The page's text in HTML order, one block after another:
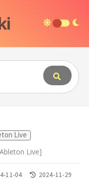
Live
Ableton Live]
11-04 2024-11-29